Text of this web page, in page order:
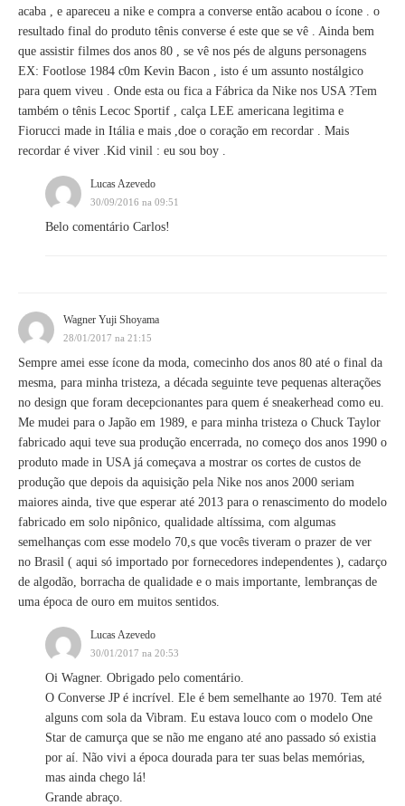
acaba , e apareceu a nike e compra a converse então acabou o ícone . o
resultado final do produto tênis converse é este que se vê . Ainda bem
que assistir filmes dos anos 80 , se vê nos pés de alguns personagens
EX: Footlose 1984 c0m Kevin Bacon , isto é um assunto nostálgico
para quem viveu . Onde esta ou fica a Fábrica da Nike nos USA ?Tem
também o tênis Lecoc Sportif , calça LEE americana legitima e
Fiorucci made in Itália e mais ,doe o coração em recordar . Mais
recordar é viver .Kid vinil : eu sou boy .
Lucas Azevedo
30/09/2016 na 09:51
Belo comentário Carlos!
Wagner Yuji Shoyama
28/01/2017 na 21:15
Sempre amei esse ícone da moda, comecinho dos anos 80 até o final da
mesma, para minha tristeza, a década seguinte teve pequenas alterações
no design que foram decepcionantes para quem é sneakerhead como eu.
Me mudei para o Japão em 1989, e para minha tristeza o Chuck Taylor
fabricado aqui teve sua produção encerrada, no começo dos anos 1990 o
produto made in USA já começava a mostrar os cortes de custos de
produção que depois da aquisição pela Nike nos anos 2000 seriam
maiores ainda, tive que esperar até 2013 para o renascimento do modelo
fabricado em solo nipônico, qualidade altíssima, com algumas
semelhanças com esse modelo 70,s que vocês tiveram o prazer de ver
no Brasil ( aqui só importado por fornecedores independentes ), cadarço
de algodão, borracha de qualidade e o mais importante, lembranças de
uma época de ouro em muitos sentidos.
Lucas Azevedo
30/01/2017 na 20:53
Oi Wagner. Obrigado pelo comentário.
O Converse JP é incrível. Ele é bem semelhante ao 1970. Tem até
alguns com sola da Vibram. Eu estava louco com o modelo One
Star de camurça que se não me engano até ano passado só existia
por aí. Não vivi a época dourada para ter suas belas memórias,
mas ainda chego lá!
Grande abraço.